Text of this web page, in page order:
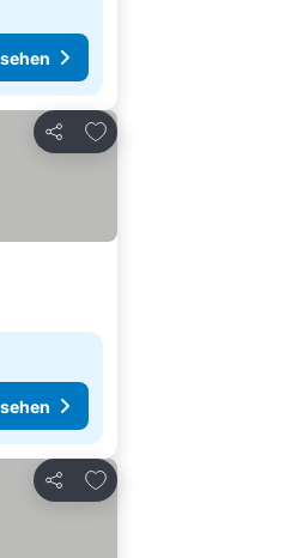
Teilen
Zu Favoriten hinzufügen
Teilen
Zu Favoriten hinzufügen